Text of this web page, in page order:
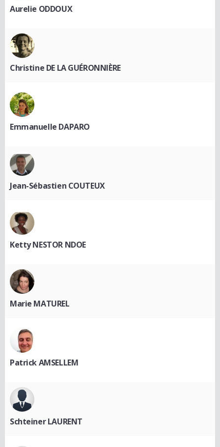
Aurelie ODDOUX
Christine DE LA GUÉRONNIÈRE
Emmanuelle DAPARO
Jean-Sébastien COUTEUX
Ketty NESTOR NDOE
Marie MATUREL
Patrick AMSELLEM
Schteiner LAURENT